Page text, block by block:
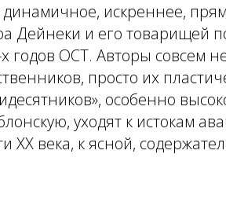
динамичное, искреннее,
Дейнеки и его товарищей
годов ОСТ. Авторы совсем
просто их
особенно
уходят к истокам
XX века, к ясной,